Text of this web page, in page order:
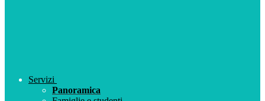
Servizi
Panoramica